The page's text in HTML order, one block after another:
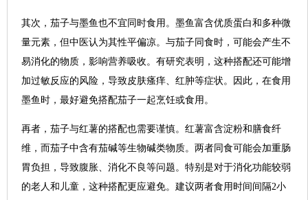
其次，茄子与墨鱼也不宜同时食用。墨鱼富含优质蛋白和多种微
量元素，但中医认为其性平偏凉。与茄子同食时，可能会产生不
易消化的物质，影响营养吸收。有研究表明，这种搭配还可能增
加过敏反应的风险，导致皮肤瘙痒、红肿等症状。因此，在食用
墨鱼时，最好避免搭配茄子一起烹饪或食用。
再者，茄子与红薯的搭配也需要谨慎。红薯富含淀粉和膳食纤
维，而茄子中含有茄碱等生物碱类物质。两者同食可能会加重肠
胃负担，导致腹胀、消化不良等问题。特别是对于消化功能较弱
的老人和儿童，这种搭配更应避免。建议两者食用时间间隔2小